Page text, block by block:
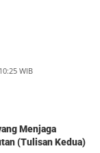
WIB
Menjaga
(Tulisan Kedua)